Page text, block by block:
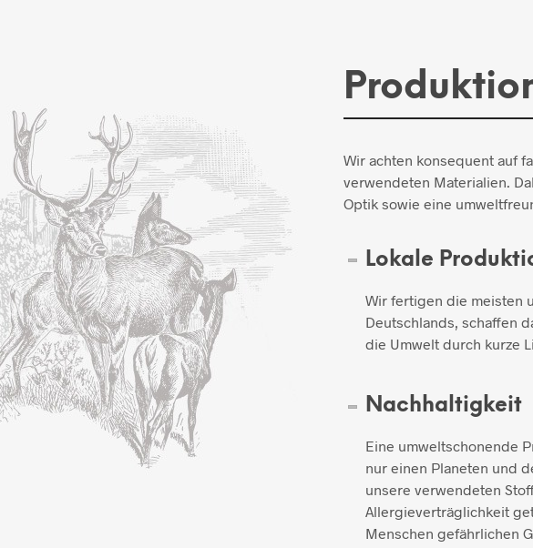
Wir achten konsequent auf
verwendeten Materialien.
Optik sowie eine
Lokale
Wir fertigen die meisten
Deutschlands, schaffen
die Umwelt durch kurze
Nachhaltigkeit
Eine umweltschonende
nur einen Planeten und
unsere verwendeten
Allergieverträglichkeit
Menschen gefährlichen